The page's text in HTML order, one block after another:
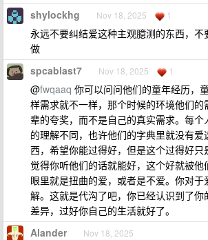
shylockhg Nov 18, 2025 1
永远不要纠结爱这种主观臆测的东西，不
做
spcablast7 Nov 18, 2025 1
@fwqaaq 你可以问问他们的童年经历，
样需求就不一样，那个时候的环境他们
辈的夸奖，而不是自己的真实需求。每个
的理解不同，也许他们的字典里就没有
西，希望你能过得好，但是这个过得好
觉得你听他们的话就能好，这个好就被
眼里就是扭曲的爱，或者是不爱。你对于
解。这就是代沟了吧，你已经认识到了你
差异，过好你自己的生活就好了。
Alander Nov 18, 2025